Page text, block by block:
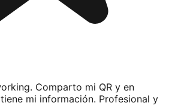
Comparto mi QR y en
mi información. Profesional y